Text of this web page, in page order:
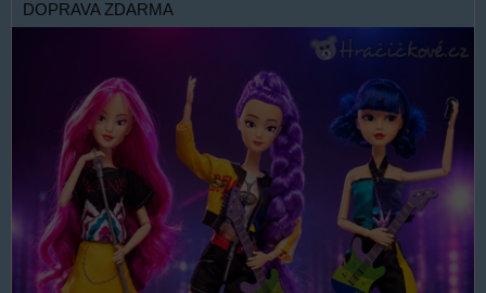
DOPRAVA ZDARMA